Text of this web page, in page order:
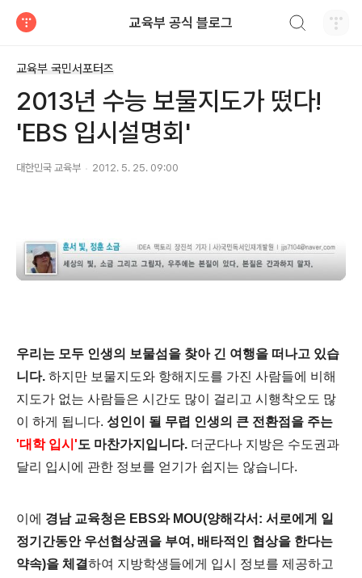
교육부 공식 블로그
교육부 국민서포터즈
2013년 수능 보물지도가 떴다!
'EBS 입시설명회'
대한민국 교육부 2012. 5. 25. 09:00
우리는 모두 인생의 보물섬을 찾아 긴 여행을 떠나고 있습
니다. 하지만 보물지도와 항해지도를 가진 사람들에 비해
지도가 없는 사람들은 시간도 많이 걸리고 시행착오도 많
이 하게 됩니다. 성인이 될 무렵 인생의 큰 전환점을 주는
'대학 입시'도 마찬가지입니다. 더군다나 지방은 수도권과
달리 입시에 관한 정보를 얻기가 쉽지는 않습니다.
이에 경남 교육청은 EBS와 MOU(양해각서: 서로에게 일
정기간동안 우선협상권을 부여, 배타적인 협상을 한다는
약속)을 체결하여 지방학생들에게 입시 정보를 제공하고